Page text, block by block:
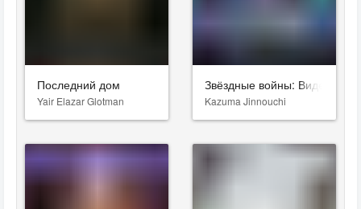
Последний дом
Yair Elazar Glotman
Звёздные войны: Видения.
Kazuma Jinnouchi